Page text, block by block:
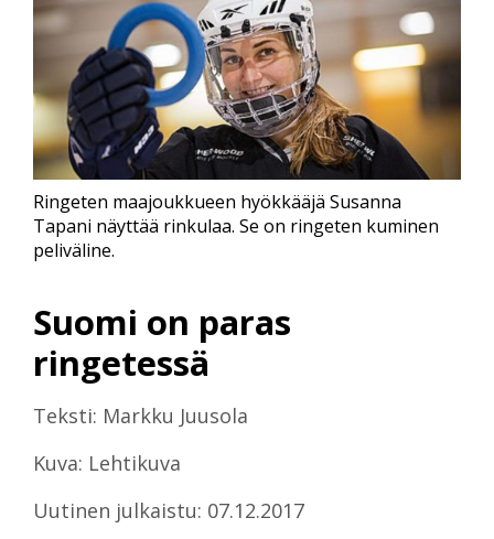
Suomi on paras
ringetessä
Teksti: Markku Juusola
Kuva: Lehtikuva
Uutinen julkaistu: 07.12.2017
Ringeten maajoukkueen hyökkääjä Susanna
Tapani näyttää rinkulaa. Se on ringeten kuminen
peliväline.